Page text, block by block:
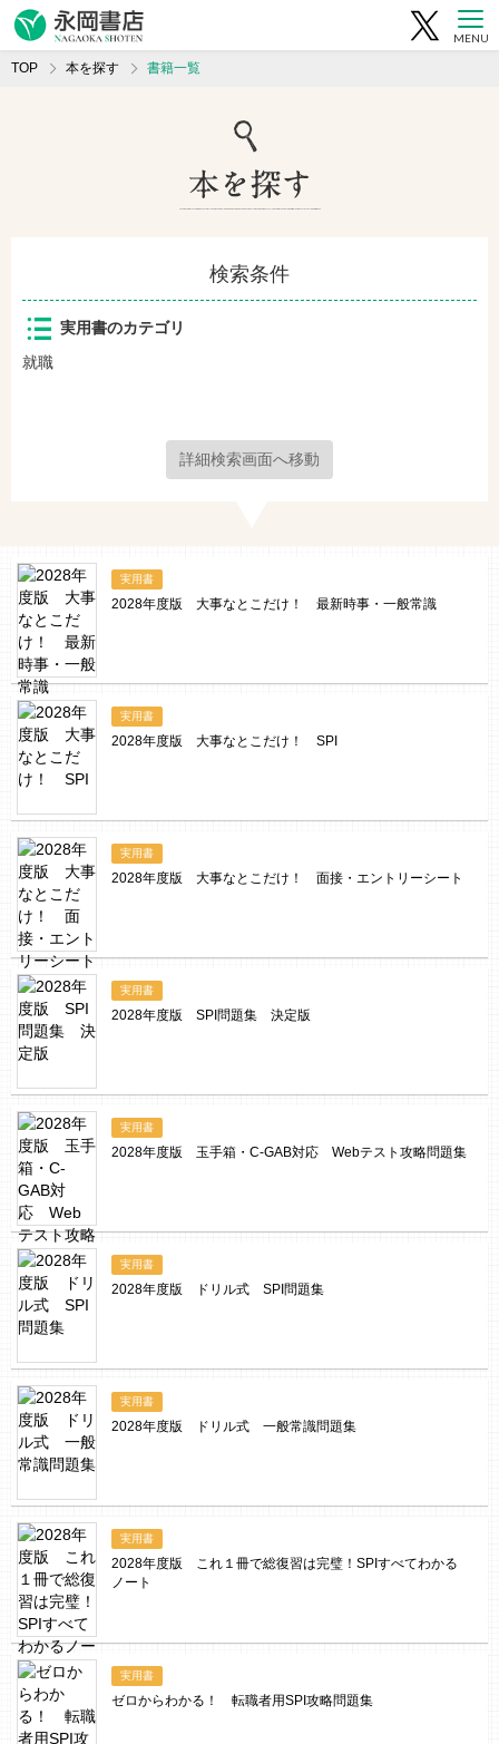
MENU
TOP 本を探す 書籍一覧
検索条件
実用書のカテゴリ
就職
詳細検索画面へ移動
実用書
2028年度版 大事なとこだけ！ 最新時事・一般常識
実用書
2028年度版 大事なとこだけ！ SPI
実用書
2028年度版 大事なとこだけ！ 面接・エントリーシート
実用書
2028年度版 SPI問題集 決定版
実用書
2028年度版 玉手箱・C-GAB対応 Webテスト攻略問題集
実用書
2028年度版 ドリル式 SPI問題集
実用書
2028年度版 ドリル式 一般常識問題集
実用書
2028年度版 これ１冊で総復習は完璧！SPIすべてわかる
ノート
実用書
ゼロからわかる！ 転職者用SPI攻略問題集